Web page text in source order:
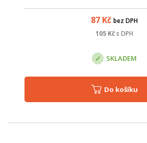
87 Kč bez DPH
105 Kčs DPH
SKLADEM
Do košíku